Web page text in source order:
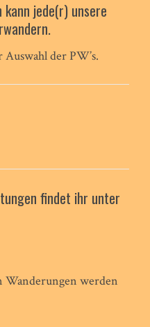
jede(r) unsere
Auswahl der PW’s.
findet ihr unter
Wanderungen werden